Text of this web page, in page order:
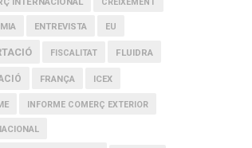
ENTREVISTA EU
FISCALITAT FLUIDRA
FRANÇA ICEX
INFORME COMERÇ EXTERIOR